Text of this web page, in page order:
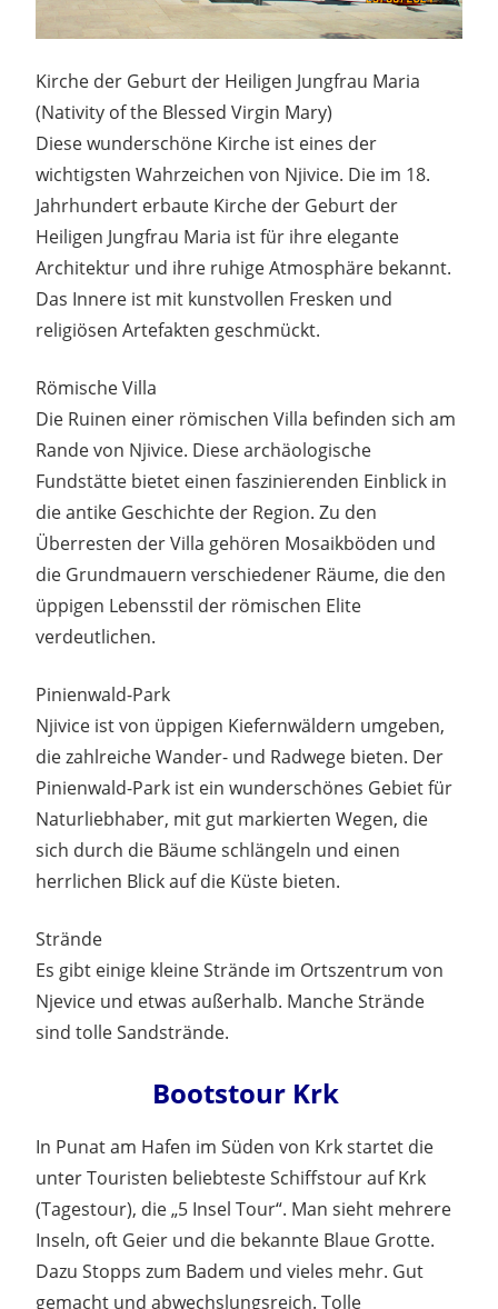
Kirche der Geburt der Heiligen Jungfrau Maria
(Nativity of the Blessed Virgin Mary)
Diese wunderschöne Kirche ist eines der
wichtigsten Wahrzeichen von Njivice. Die im 18.
Jahrhundert erbaute Kirche der Geburt der
Heiligen Jungfrau Maria ist für ihre elegante
Architektur und ihre ruhige Atmosphäre bekannt.
Das Innere ist mit kunstvollen Fresken und
religiösen Artefakten geschmückt.
Römische Villa
Die Ruinen einer römischen Villa befinden sich am
Rande von Njivice. Diese archäologische
Fundstätte bietet einen faszinierenden Einblick in
die antike Geschichte der Region. Zu den
Überresten der Villa gehören Mosaikböden und
die Grundmauern verschiedener Räume, die den
üppigen Lebensstil der römischen Elite
verdeutlichen.
Pinienwald-Park
Njivice ist von üppigen Kiefernwäldern umgeben,
die zahlreiche Wander- und Radwege bieten. Der
Pinienwald-Park ist ein wunderschönes Gebiet für
Naturliebhaber, mit gut markierten Wegen, die
sich durch die Bäume schlängeln und einen
herrlichen Blick auf die Küste bieten.
Strände
Es gibt einige kleine Strände im Ortszentrum von
Njevice und etwas außerhalb. Manche Strände
sind tolle Sandstrände.
Bootstour Krk
In Punat am Hafen im Süden von Krk startet die
unter Touristen beliebteste Schiffstour auf Krk
(Tagestour), die „5 Insel Tour“. Man sieht mehrere
Inseln, oft Geier und die bekannte Blaue Grotte.
Dazu Stopps zum Badem und vieles mehr. Gut
gemacht und abwechslungsreich. Tolle